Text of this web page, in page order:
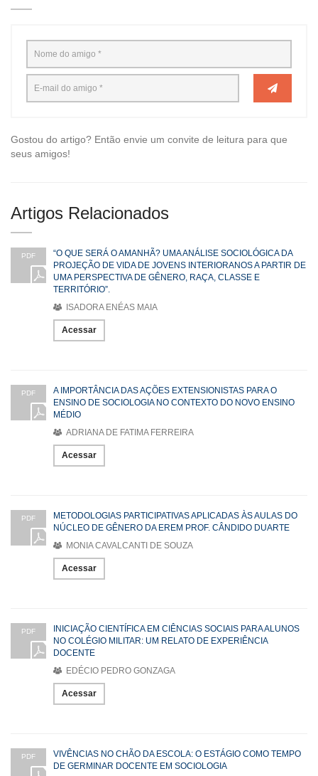
Gostou do artigo? Então envie um convite de leitura para que
seus amigos!
Artigos Relacionados
PDF
“O QUE SERÁ O AMANHÃ? UMA ANÁLISE SOCIOLÓGICA DA
PROJEÇÃO DE VIDA DE JOVENS INTERIORANOS A PARTIR DE
UMA PERSPECTIVA DE GÊNERO, RAÇA, CLASSE E
TERRITÓRIO”.
ISADORA ENÉAS MAIA
Acessar
PDF
A IMPORTÂNCIA DAS AÇÕES EXTENSIONISTAS PARA O
ENSINO DE SOCIOLOGIA NO CONTEXTO DO NOVO ENSINO
MÉDIO
ADRIANA DE FATIMA FERREIRA
Acessar
PDF
METODOLOGIAS PARTICIPATIVAS APLICADAS ÀS AULAS DO
NÚCLEO DE GÊNERO DA EREM PROF. CÂNDIDO DUARTE
MONIA CAVALCANTI DE SOUZA
Acessar
PDF
INICIAÇÃO CIENTÍFICA EM CIÊNCIAS SOCIAIS PARA ALUNOS
NO COLÉGIO MILITAR: UM RELATO DE EXPERIÊNCIA
DOCENTE
EDÉCIO PEDRO GONZAGA
Acessar
PDF
VIVÊNCIAS NO CHÃO DA ESCOLA: O ESTÁGIO COMO TEMPO
DE GERMINAR DOCENTE EM SOCIOLOGIA